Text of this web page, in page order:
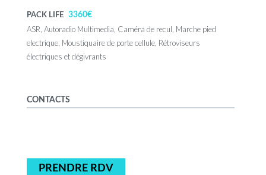
PACK LIFE 3360€
ASR, Autoradio Multimedia, Caméra de recul, Marche pied
electrique, Moustiquaire de porte cellule, Rétroviseurs
électriques et dégivrants
CONTACTS
PRENDRE RDV